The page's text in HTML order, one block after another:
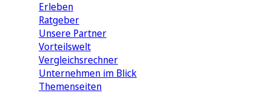
Erleben
Ratgeber
Unsere Partner
Vorteilswelt
Vergleichsrechner
Unternehmen im Blick
Themenseiten